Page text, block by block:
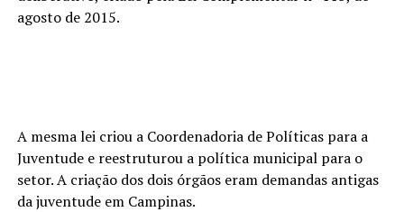
agosto de 2015.
A mesma lei criou a Coordenadoria de Políticas para a
Juventude e reestruturou a política municipal para o
setor. A criação dos dois órgãos eram demandas antigas
da juventude em Campinas.